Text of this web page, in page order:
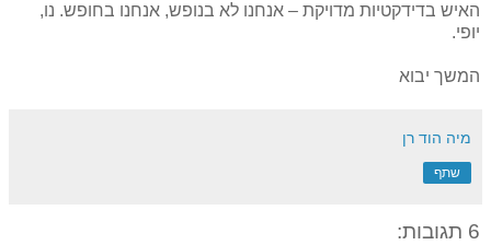
האיש בדידקטיות מדויקת – אנחנו לא בנופש, אנחנו בחופש. נו,
יופי.
המשך יבוא
מיה הוד רן
שתף
6 תגובות: